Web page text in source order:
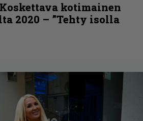
kotimainen
2020 – ”Tehty isolla